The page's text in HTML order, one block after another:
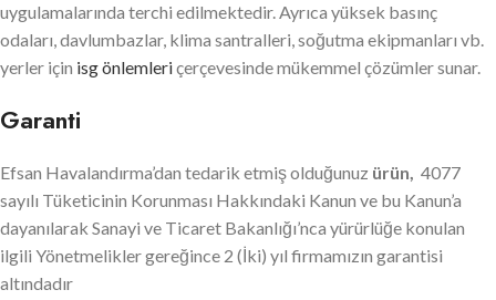
uygulamalarında terchi edilmektedir. Ayrıca yüksek basınç
odaları, davlumbazlar, klima santralleri, soğutma ekipmanları vb.
yerler için isg önlemleriçerçevesinde mükemmel çözümler sunar.
Garanti
Efsan Havalandırma’dan tedarik etmiş olduğunuz ürün, 4077
sayılı Tüketicinin Korunması Hakkındaki Kanun ve bu Kanun’a
dayanılarak Sanayi ve Ticaret Bakanlığı’nca yürürlüğe konulan
ilgili Yönetmelikler gereğince 2 (İki) yıl firmamızın garantisi
altındadır